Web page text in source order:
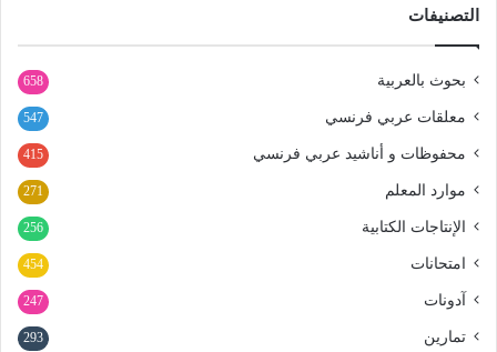
التصنيفات
بحوث بالعربية 658
معلقات عربي فرنسي 547
محفوظات و أناشيد عربي فرنسي 415
موارد المعلم 271
الإنتاجات الكتابية 256
امتحانات 454
آدونات 247
تمارين 293